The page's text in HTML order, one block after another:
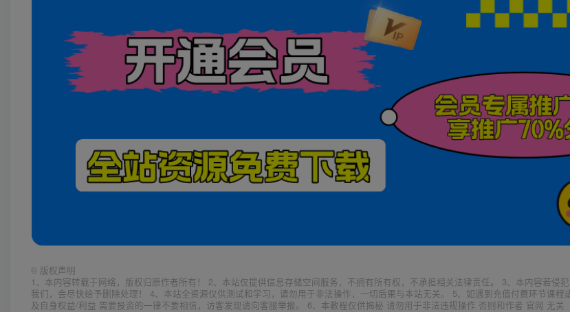
© 版权声明
1、本内容转载于网络，版权归原作者所有！ 2、本站仅提供信息存储空间服务，不拥有所有权，不承担相关法律责任。 3、本内容若侵
我们，会尽快给予删除处理！ 4、本站全资源仅供测试和学习，请勿用于非法操作，一切后果与本站无关。 5、如遇到充值付费环节课程
及自身权益/利益 需要投资的一律不要相信，访客发现请向客服举报。 6、本教程仅供揭秘 请勿用于非法违规操作 否则和作者 官网 无关